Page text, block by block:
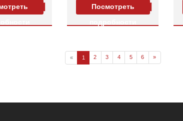
Посмотреть
« 1 2 3 4 5 6 »